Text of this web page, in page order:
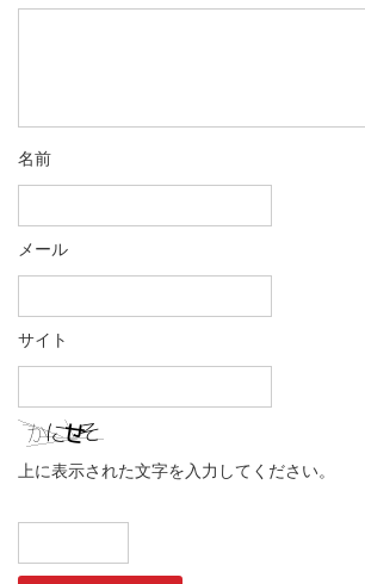
名前
メール
サイト
上に表示された文字を入力してください。